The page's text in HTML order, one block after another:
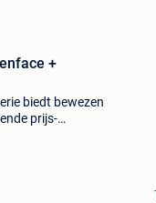
+
biedt bewezen
prijs-